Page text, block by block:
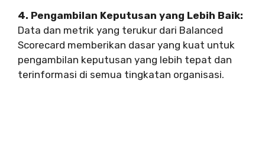
4. Pengambilan Keputusan yang Lebih Baik:
Data dan metrik yang terukur dari Balanced
Scorecard memberikan dasar yang kuat untuk
pengambilan keputusan yang lebih tepat dan
terinformasi di semua tingkatan organisasi.